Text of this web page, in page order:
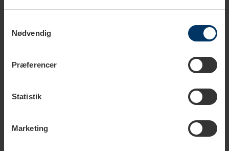
Nødvendig
Præferencer
Statistik
Marketing
Antal kopper